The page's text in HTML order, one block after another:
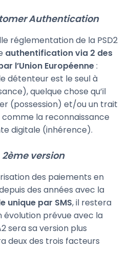
Authentication
réglementation de la PSD2
authentification via 2 des
l’Union Européenne:
détenteur est le seul à
quelque chose qu’il
(possession) et/ou un trait
la reconnaissance
digitale (inhérence).
2ème version
des paiements en
des années avec la
unique par SMS, il restera
évolution prévue avec la
sera sa version plus
deux des trois facteurs